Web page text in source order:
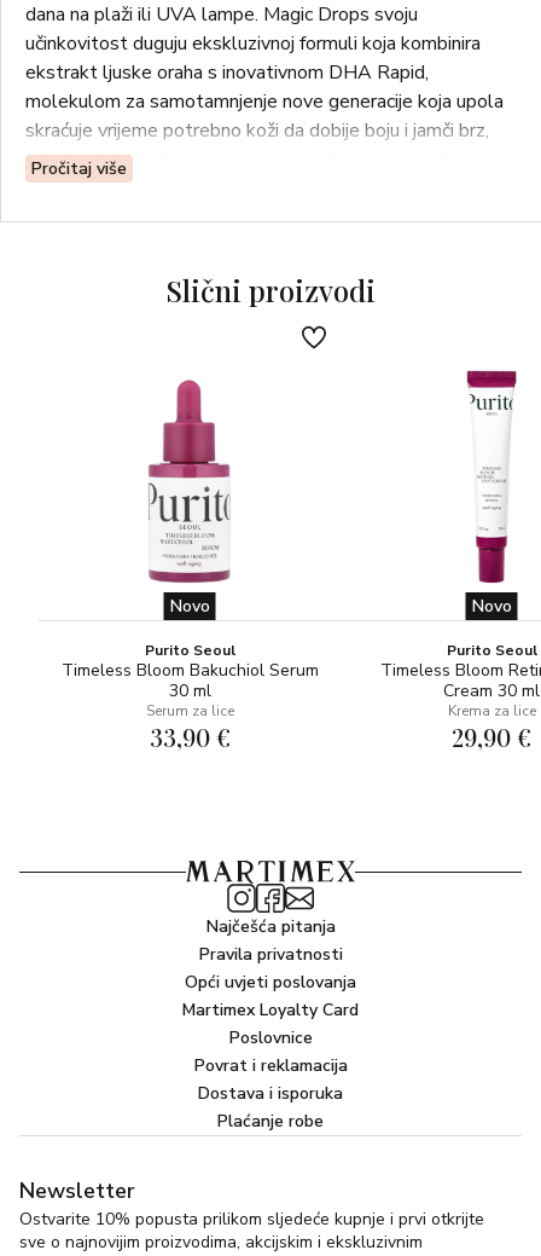
dana na plaži ili UVA lampe. Magic Drops svoju
učinkovitost duguju ekskluzivnoj formuli koja kombinira
ekstrakt ljuske oraha s inovativnom DHA Rapid,
molekulom za samotamnjenje nove generacije koja upola
skraćuje vrijeme potrebno koži da dobije boju i jamči brz,
prirodan i ujednačen rezultat, bez rizika i neuglednih mrlja.
Osim toga, ovaj čarobni ‘koncentrat za sunce’ sadrži i
iznimna hidratantna i anti-age svojstva u obliku vitamina E i
nevidljivim i dugotrajnim hidratantnim filmom. Lagan,
svilenkast i nježnog mirisa, proizvod se lako nanosi i
trenutno se upija, ostavljajući kožu mekom i glatkom.
suho lice, vrat i dekolte.
Operite ruke odmah nakon upotrebe. Nekoliko kapi
proizvoda ravnomjerno nanesite na čisto i suho lice, vrat i
Operite ruke odmah nakon upotrebe.
Pročitaj više
Slični proizvodi
Novo
Purito Seoul
Timeless Bloom Bakuchiol Serum
30 ml
Serum za lice
33,90 €
Novo
Purito Seoul
Timeless Bloom
Cream 30 ml
Krema za lice
29,90 €
Najčešća pitanja
Pravila privatnosti
Opći uvjeti poslovanja
Martimex Loyalty Card
Poslovnice
Povrat i reklamacija
Dostava i isporuka
Plaćanje robe
Newsletter
Ostvarite 10% popusta prilikom sljedeće kupnje i prvi otkrijte
sve o najnovijim proizvodima, akcijskim i ekskluzivnim